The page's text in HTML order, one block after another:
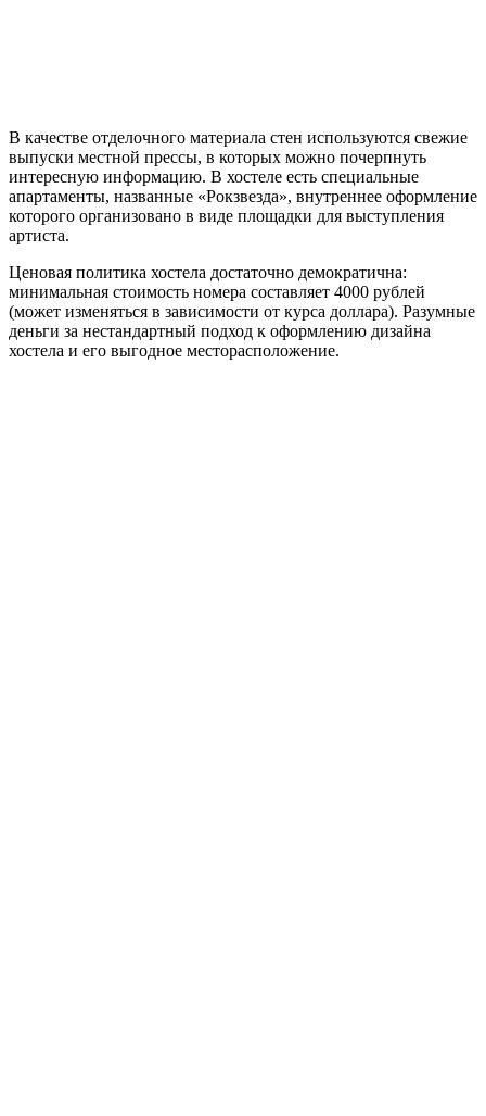
В качестве отделочного материала стен используются свежие
выпуски местной прессы, в которых можно почерпнуть
интересную информацию. В хостеле есть специальные
апартаменты, названные «Рокзвезда», внутреннее оформление
которого организовано в виде площадки для выступления
артиста.
Ценовая политика хостела достаточно демократична:
минимальная стоимость номера составляет 4000 рублей
(может изменяться в зависимости от курса доллара). Разумные
деньги за нестандартный подход к оформлению дизайна
хостела и его выгодное месторасположение.